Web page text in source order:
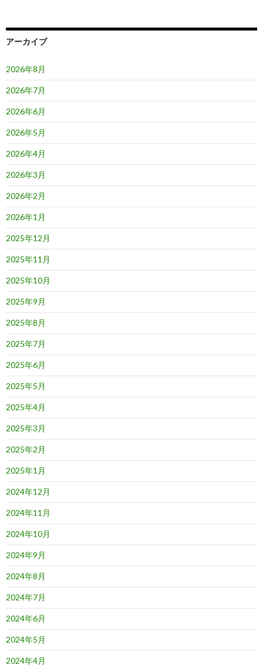
ョ
アーカイブ
2026年8月
2026年7月
2026年6月
2026年5月
2026年4月
2026年3月
2026年2月
2026年1月
2025年12月
2025年11月
2025年10月
2025年9月
2025年8月
2025年7月
2025年6月
2025年5月
2025年4月
2025年3月
2025年2月
2025年1月
2024年12月
2024年11月
2024年10月
2024年9月
2024年8月
2024年7月
2024年6月
2024年5月
2024年4月